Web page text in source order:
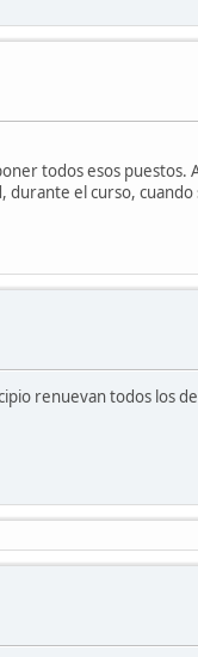
todos esos
durante el curso,
renuevan todos los